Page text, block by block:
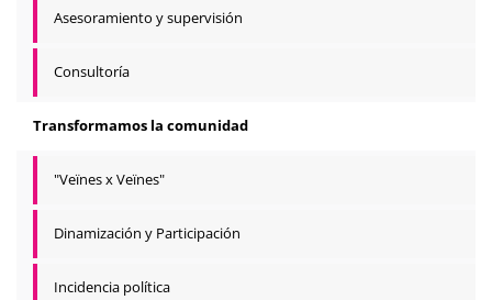
Asesoramiento y supervisión
Consultoría
Transformamos la comunidad
"Veïnes x Veïnes"
Dinamización y Participación
Incidencia política